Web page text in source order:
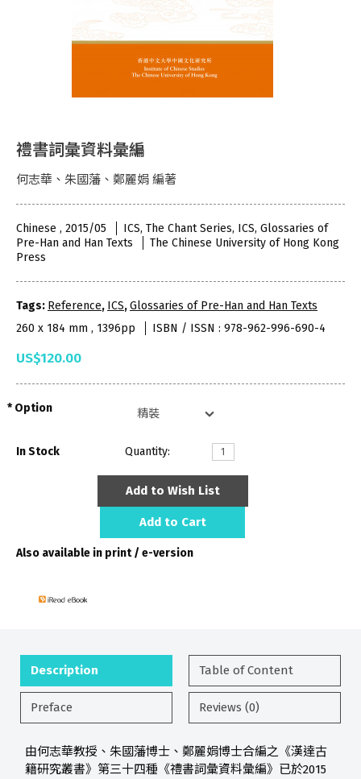
禮書詞彙資料彙編
何志華、朱國藩、鄭麗娟 編著
Chinese , 2015/05
ICS, The Chant Series, ICS, Glossaries of
Pre-Han and Han Texts
The Chinese University of Hong Kong
Press
Tags: Reference, ICS,Glossaries of Pre-Han and Han Texts
260 x 184 mm , 1396pp
ISBN / ISSN : 978-962-996-690-4
US$120.00
Option
In Stock Quantity:
Add to Wish List
Add to Cart
Also available in print / e-version
Description Table of Content
Preface Reviews (0)
由何志華教授、朱國藩博士、鄭麗娟博士合編之《漢達古
籍研究叢書》第三十四種《禮書詞彙資料彙編》已於2015